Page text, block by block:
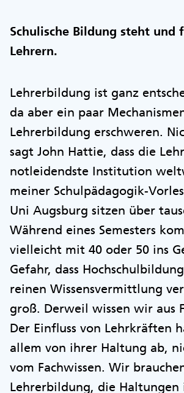
Schulische Bildung steht und
Lehrern.
Lehrerbildung ist ganz
da aber ein paar
Lehrerbildung erschweren.
sagt John Hattie, dass die
notleidendste Institution
meiner Schulpädagogik-
Uni Augsburg sitzen über
Während eines Semesters
vielleicht mit 40 oder 50 ins
Gefahr, dass
reinen Wissensvermittlung
groß. Derweil wissen wir aus
Der Einfluss von Lehrkräften
allem von ihrer Haltung ab,
vom Fachwissen. Wir
Lehrerbildung, die Haltungen